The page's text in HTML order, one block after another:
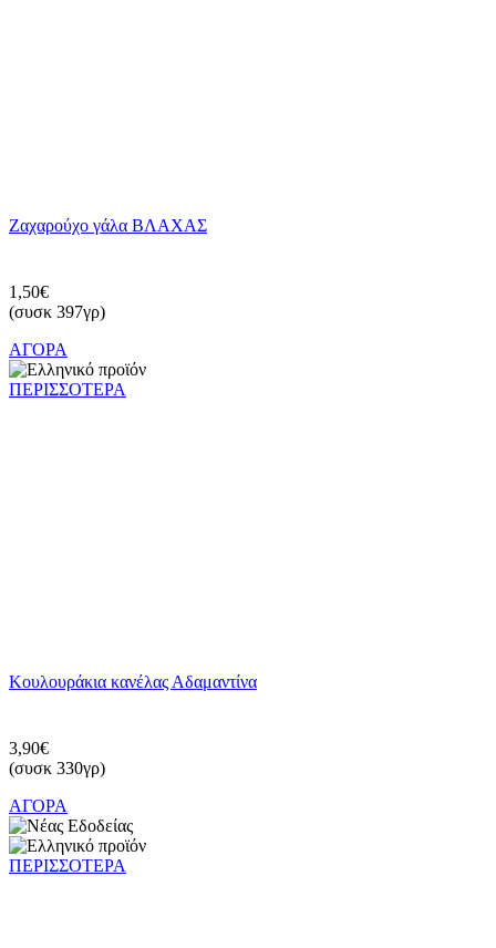
Ζαχαρούχο γάλα ΒΛΑΧΑΣ
1,50€
(συσκ 397γρ)
ΑΓΟΡΑ
ΠΕΡΙΣΣΟΤΕΡΑ
Κουλουράκια κανέλας Αδαμαντίνα
3,90€
(συσκ 330γρ)
ΑΓΟΡΑ
ΠΕΡΙΣΣΟΤΕΡΑ